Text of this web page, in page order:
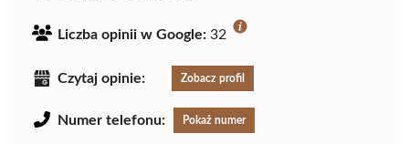
Liczba opinii w Google: 32
Czytaj opinie: Zobacz profil
Numer telefonu: Pokaż numer